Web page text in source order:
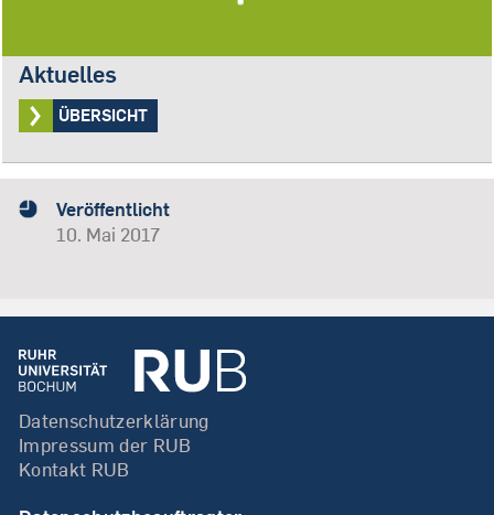
Aktuelles
ÜBERSICHT
Veröffentlicht
10. Mai 2017
Datenschutzerklärung
Impressum der RUB
Kontakt RUB